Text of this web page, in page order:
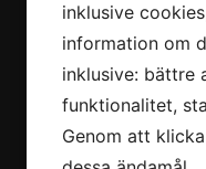
Glam Town AB
5592091697
Alfred Nobels Allé
141 52 HUDDINGE
info@glamtown.se
inklusive
information om
inklusive: bättre
funktionalitet,
Genom att